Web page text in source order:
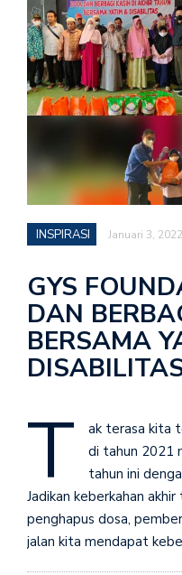
INSPIRASI Januari 3, 2022
GYS
DAN
BERSAMA
T
ak terasa kita
di tahun 2021
tahun ini
Jadikan keberkahan
penghapus dosa,
jalan kita mendapat